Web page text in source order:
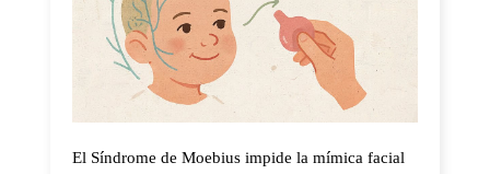
El Síndrome de Moebius impide la mímica facial